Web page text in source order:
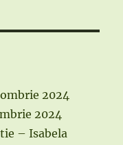
2024
2024
– Isabela